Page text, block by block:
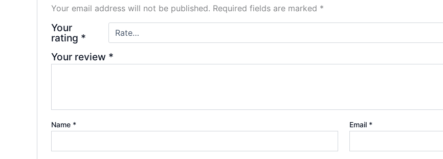
Your email address will not be published. Required fields are marked *
Your
rating *
Your review *
Name * Email *